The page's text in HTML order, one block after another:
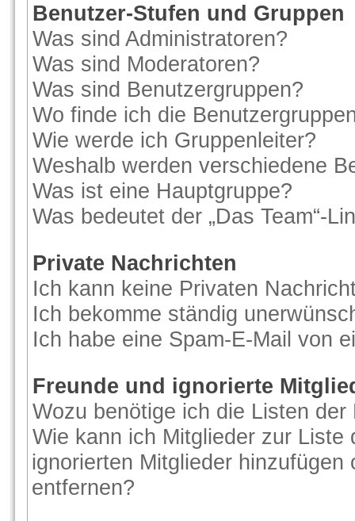
Benutzer-Stufen und Gruppen
Was sind Administratoren?
Was sind Moderatoren?
Was sind Benutzergruppen?
Wo finde ich die
Wie werde ich Gruppenleiter?
Weshalb werden verschiedene
Was ist eine Hauptgruppe?
Was bedeutet der „Das Team“-
Private Nachrichten
Ich kann keine Privaten
Ich bekomme ständig
Ich habe eine Spam-E-Mail von
Freunde und ignorierte
Wozu benötige ich die Listen
Wie kann ich Mitglieder zur
ignorierten Mitglieder
entfernen?